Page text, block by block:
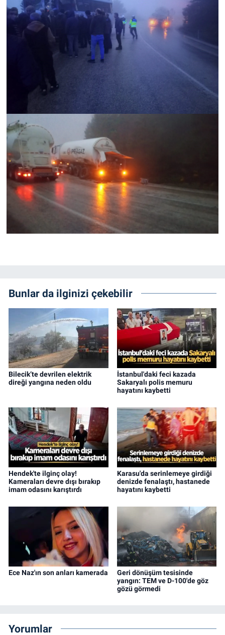
Bunlar da ilginizi çekebilir
Bilecik’te devrilen elektrik
direği yangına neden oldu
İstanbul'daki feci kazada
Sakaryalı polis memuru
hayatını kaybetti
Hendek'te ilginç olay!
Kameraları devre dışı bırakıp
imam odasını karıştırdı
Karasu'da serinlemeye girdiği
denizde fenalaştı, hastanede
hayatını kaybetti
Ece Naz'ın son anları kamerada
Geri dönüşüm tesisinde
yangın: TEM ve D-100'de göz
gözü görmedi
Yorumlar